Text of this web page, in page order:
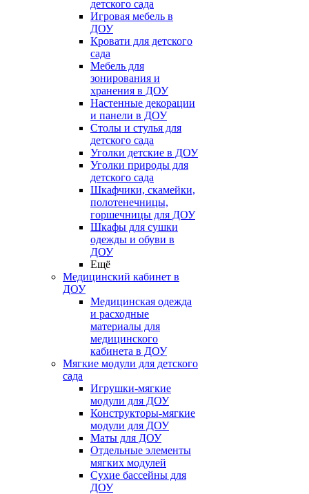
детского сада
Игровая мебель в
ДОУ
Кровати для детского
сада
Мебель для
зонирования и
хранения в ДОУ
Настенные декорации
и панели в ДОУ
Столы и стулья для
детского сада
Уголки детские в ДОУ
Уголки природы для
детского сада
Шкафчики, скамейки,
полотенечницы,
горшечницы для ДОУ
Шкафы для сушки
одежды и обуви в
ДОУ
Ещё
Медицинский кабинет в
ДОУ
Медицинская одежда
и расходные
материалы для
медицинского
кабинета в ДОУ
Мягкие модули для детского
сада
Игрушки-мягкие
модули для ДОУ
Конструкторы-мягкие
модули для ДОУ
Маты для ДОУ
Отдельные элементы
мягких модулей
Сухие бассейны для
ДОУ